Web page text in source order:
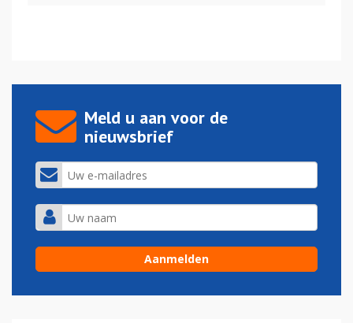
Meld u aan voor de
nieuwsbrief